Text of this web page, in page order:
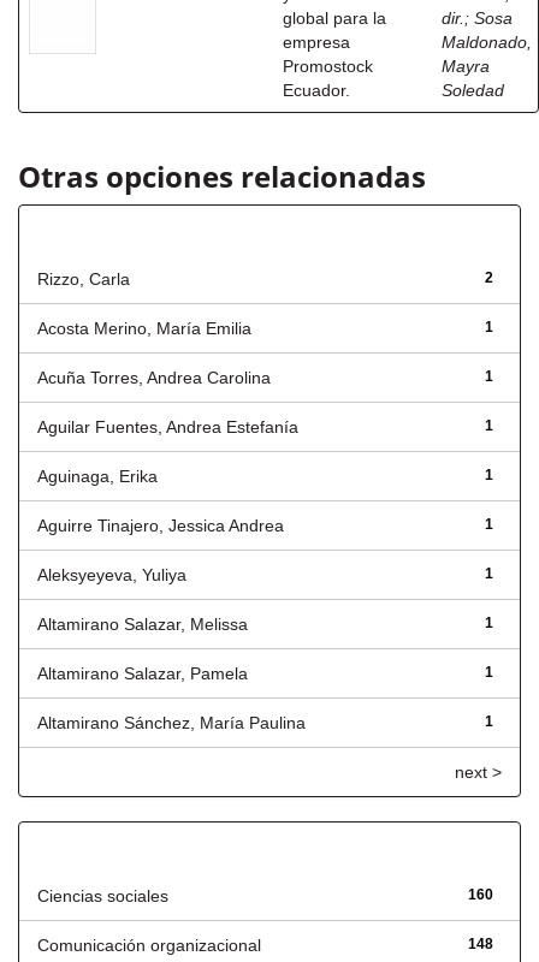
global para la
empresa
Promostock
Ecuador.
dir. ; Sosa
Maldonado,
Mayra
Soledad
Otras opciones relacionadas
2
Rizzo, Carla
1
Acosta Merino, María Emilia
1
Acuña Torres, Andrea Carolina
1
Aguilar Fuentes, Andrea Estefanía
1
Aguinaga, Erika
1
Aguirre Tinajero, Jessica Andrea
1
Aleksyeyeva, Yuliya
1
Altamirano Salazar, Melissa
1
Altamirano Salazar, Pamela
1
Altamirano Sánchez, María Paulina
next >
160
Ciencias sociales
148
Comunicación organizacional